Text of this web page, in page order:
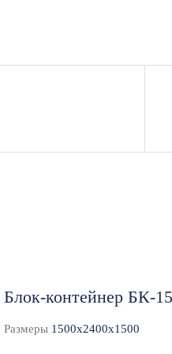
от сквозняков.
Блок-контейнер БК-15
Размеры 1500x2400x1500